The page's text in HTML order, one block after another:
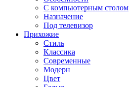
С компьютерным столом
Назначение
Под телевизор
Прихожие
Стиль
Классика
Современные
Модерн
Цвет